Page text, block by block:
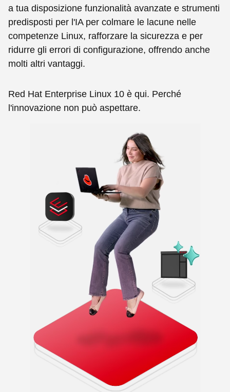
a tua disposizione funzionalità avanzate e strumenti
predisposti per l'IA per colmare le lacune nelle
competenze Linux, rafforzare la sicurezza e per
ridurre gli errori di configurazione, offrendo anche
molti altri vantaggi.
Red Hat Enterprise Linux 10 è qui. Perché
l'innovazione non può aspettare.